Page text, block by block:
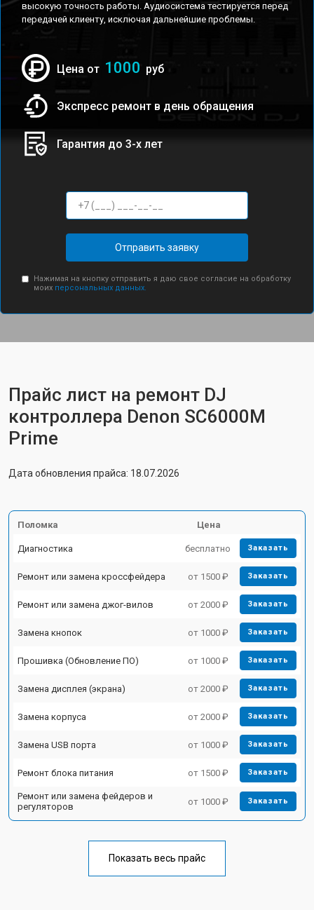
высокую точность работы. Аудиосистема тестируется перед
передачей клиенту, исключая дальнейшие проблемы.
Цена от 1000 руб
Экспресс ремонт в день обращения
Гарантия до 3-х лет
Отправить заявку
Нажимая на кнопку отправить я даю свое согласие на обработку
моих персональных данных.
Прайс лист на ремонт DJ
контроллера Denon SC6000M
Prime
Дата обновления прайса: 18.07.2026
Поломка Цена
Диагностика бесплатно Заказать
Ремонт или замена кроссфейдера от 1500 ₽ Заказать
Ремонт или замена джог-вилов от 2000 ₽ Заказать
Замена кнопок от 1000 ₽ Заказать
Прошивка (Обновление ПО) от 1000 ₽ Заказать
Замена дисплея (экрана) от 2000 ₽ Заказать
Замена корпуса от 2000 ₽ Заказать
Замена USB порта от 1000 ₽ Заказать
Ремонт блока питания от 1500 ₽ Заказать
Ремонт или замена фейдеров и
регуляторов
от 1000 ₽ Заказать
Показать весь прайс